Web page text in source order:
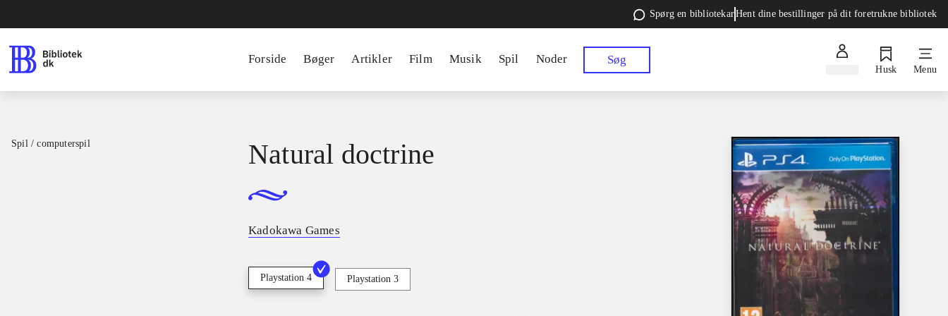
Spørg en bibliotekarHent dine bestillinger på dit foretrukne bibliotek
Forside Bøger Artikler Film Musik Spil Noder Søg
Husk Menu
Spil / computerspil Natural doctrine
Kadokawa Games
Playstation 4 Playstation 3